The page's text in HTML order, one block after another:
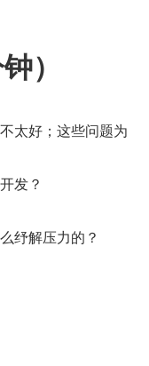
）
太好；这些问题为
发？
纾解压力的？